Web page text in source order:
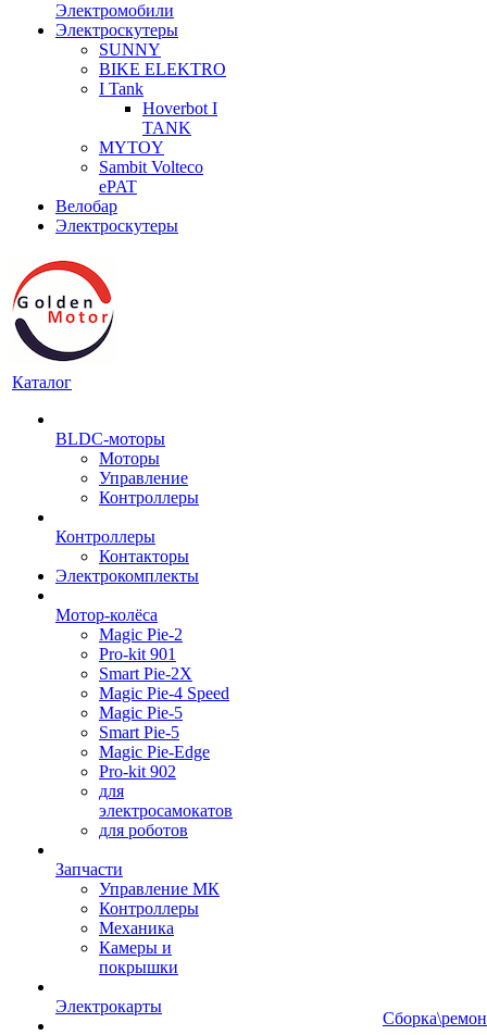
Электромобили
Электроскутеры
SUNNY
BIKE ELEKTRO
I Tank
Hoverbot I
TANK
MYTOY
Sambit Volteco
ePAT
Велобар
Электроскутеры
Каталог
BLDC-моторы
Моторы
Управление
Контроллеры
Контроллеры
Контакторы
Электрокомплекты
Мотор-колёса
Magic Pie-2
Pro-kit 901
Smart Pie-2X
Magic Pie-4 Speed
Magic Pie-5
Smart Pie-5
Magic Pie-Edge
Pro-kit 902
для
электросамокатов
для роботов
Запчасти
Управление МК
Контроллеры
Механика
Камеры и
покрышки
Электрокарты